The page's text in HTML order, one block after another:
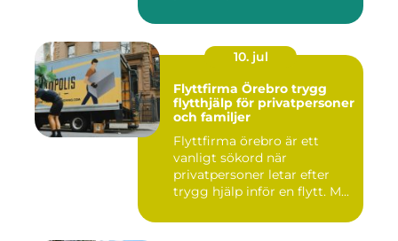
10. jul
Flyttfirma Örebro trygg
flytthjälp för privatpersoner
och familjer
Flyttfirma örebro är ett
vanligt sökord när
privatpersoner letar efter
trygg hjälp inför en flytt. M...